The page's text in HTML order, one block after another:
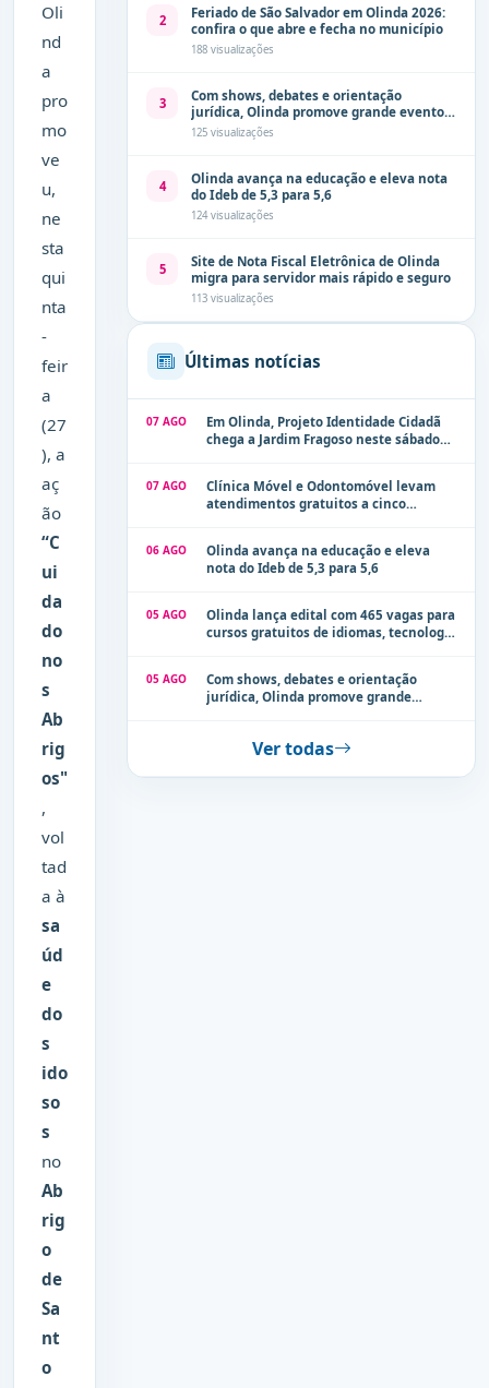
Oli
nd
a
pro
mo
ve
u,
ne
sta
qui
nta
-
feir
a
(27
), a
aç
ão
“C
ui
da
do
no
s
Ab
rig
os"
,
vol
tad
a à
sa
úd
e
do
s
ido
so
s
no
Ab
rig
o
de
Sa
nt
o
2
Feriado de São Salvador em Olinda 2026:
confira o que abre e fecha no município
188 visualizações
3
Com shows, debates e orientação
jurídica, Olinda promove grande evento
de combate à violência contra a mulher
neste sábado (8)
125 visualizações
4
Olinda avança na educação e eleva nota
do Ideb de 5,3 para 5,6
124 visualizações
5
Site de Nota Fiscal Eletrônica de Olinda
migra para servidor mais rápido e seguro
113 visualizações
Últimas notícias
07 AGO
Em Olinda, Projeto Identidade Cidadã
chega a Jardim Fragoso neste sábado
07 AGO
Clínica Móvel e Odontomóvel levam
atendimentos gratuitos a cinco
06 AGO
Olinda avança na educação e eleva
nota do Ideb de 5,3 para 5,6
05 AGO
Olinda lança edital com 465 vagas para
cursos gratuitos de idiomas, tecnologia
05 AGO
Com shows, debates e orientação
jurídica, Olinda promove grande
Ver todas